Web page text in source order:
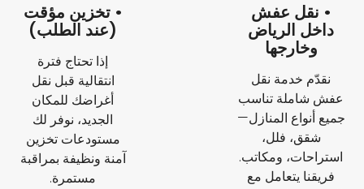
• نقل عفش
داخل الرياض
وخارجها
نقدّم خدمة نقل
عفش شاملة تناسب
جميع أنواع المنازل—
شقق، فلل،
استراحات، ومكاتب.
فريقنا يتعامل مع
• تخزين مؤقت
(عند الطلب)
إذا تحتاج فترة
انتقالية قبل نقل
أغراضك للمكان
الجديد، نوفر لك
مستودعات تخزين
آمنة ونظيفة بمراقبة
مستمرة.